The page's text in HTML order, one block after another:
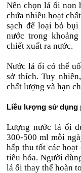
Nên chọn lá ổi non
chứa nhiều hoạt
sạch để loại bỏ
nước trong
chiết xuất ra nước.
Nước lá ổi có thể
sở thích. Tuy
chất lượng và hạn
Liều lượng sử dụng
Lượng nước lá ổi
300-500 ml mỗi
hấp thu tốt các
tiêu hóa. Người
lá ổi thay thế hoàn